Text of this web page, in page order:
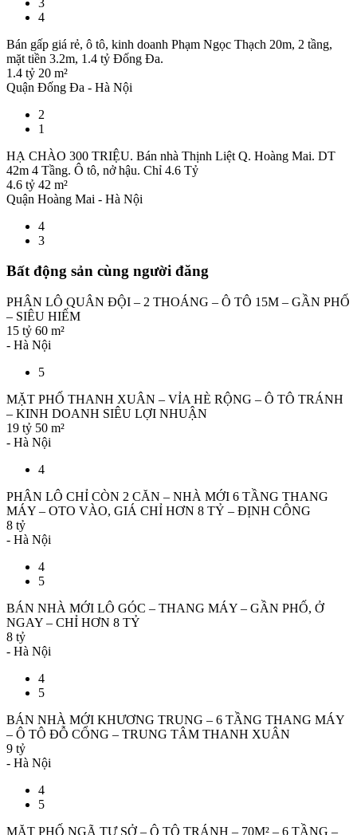
4
Bán gấp giá rẻ, ô tô, kinh doanh Phạm Ngọc Thạch 20m, 2 tầng,
mặt tiền 3.2m, 1.4 tỷ Đống Đa.
1.4 tỷ 20 m²
Quận Đống Đa - Hà Nội
2
1
HẠ CHÀO 300 TRIỆU. Bán nhà Thịnh Liệt Q. Hoàng Mai. DT
42m 4 Tầng. Ô tô, nở hậu. Chỉ 4.6 Tỷ
4.6 tỷ 42 m²
Quận Hoàng Mai - Hà Nội
4
3
Bất động sản cùng người đăng
PHÂN LÔ QUÂN ĐỘI – 2 THOÁNG – Ô TÔ 15M – GẦN PHỐ
– SIÊU HIẾM
15 tỷ 60 m²
- Hà Nội
5
MẶT PHỐ THANH XUÂN – VỈA HÈ RỘNG – Ô TÔ TRÁNH
– KINH DOANH SIÊU LỢI NHUẬN
19 tỷ 50 m²
- Hà Nội
4
PHÂN LÔ CHỈ CÒN 2 CĂN – NHÀ MỚI 6 TẦNG THANG
MÁY – OTO VÀO, GIÁ CHỈ HƠN 8 TỶ – ĐỊNH CÔNG
8 tỷ
- Hà Nội
4
5
BÁN NHÀ MỚI LÔ GÓC – THANG MÁY – GẦN PHỐ, Ở
NGAY – CHỈ HƠN 8 TỶ
8 tỷ
- Hà Nội
4
5
BÁN NHÀ MỚI KHƯƠNG TRUNG – 6 TẦNG THANG MÁY
– Ô TÔ ĐỖ CỔNG – TRUNG TÂM THANH XUÂN
9 tỷ
- Hà Nội
4
5
MẶT PHỐ NGÃ TƯ SỞ – Ô TÔ TRÁNH – 70M² – 6 TẦNG –